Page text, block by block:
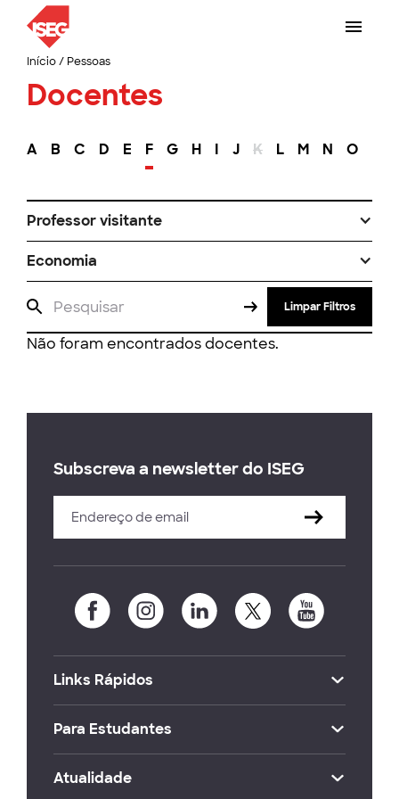
Início/ Pessoas
Docentes
A B C D E F G H I J K L M N O
Professor visitante
Economia
Limpar Filtros
Não foram encontrados docentes.
Subscreva a newsletter do ISEG
Links Rápidos
Para Estudantes
Atualidade